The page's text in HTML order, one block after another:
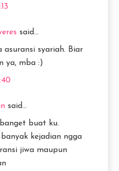
said...
asuransi syariah. Biar
ya, mba :)
said...
buat ku.
kejadian ngga
jiwa maupun